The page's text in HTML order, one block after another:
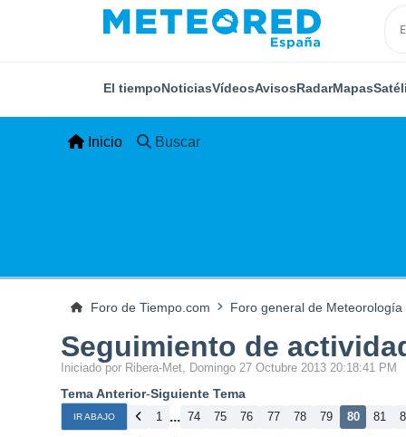
El tiempoNoticiasVídeosAvisosRadarMapas
Inicio Buscar
Foro de Tiempo.com Foro general de Meteorología
Seguimiento de
Iniciado por Ribera-Met, Domingo 27 Octubre 2013 20:18:41 PM
Tema Anterior-Siguiente Tema
IR ABAJO 1 ... 74 75 76 77 78 79 80 81